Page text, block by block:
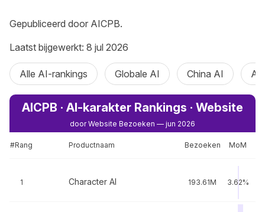
Gepubliceerd door AICPB.
Laatst bijgewerkt: 8 jul 2026
Alle AI-rankings Globale AI China AI AI
AICPB · AI-karakter Rankings · Website
door Website Bezoeken — jun 2026
#Rang Productnaam Bezoeken MoM
1 Character AI 193.61M 3.62%